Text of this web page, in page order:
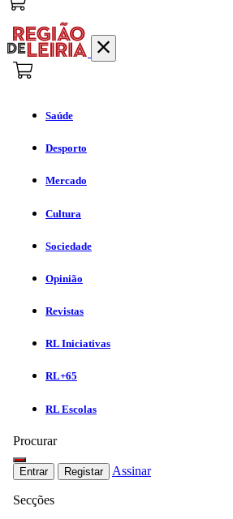
Saúde
Desporto
Mercado
Cultura
Sociedade
Opinião
Revistas
RL Iniciativas
RL+65
RL Escolas
Procurar
Entrar Registar Assinar
Secções